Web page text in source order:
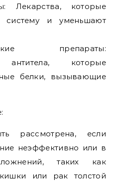
Лекарства, которые
систему и уменьшают
препараты:
антитела, которые
белки, вызывающие
рассмотрена, если
неэффективно или в
таких как
или рак толстой